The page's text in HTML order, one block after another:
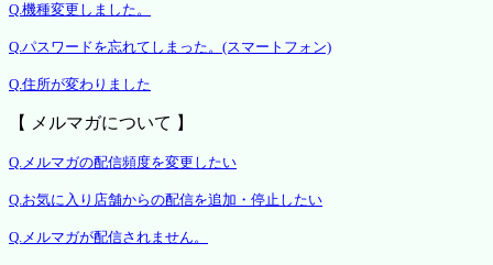
Q.機種変更しました。
Q.パスワードを忘れてしまった。(スマートフォン)
Q.住所が変わりました
【 メルマガについて 】
Q.メルマガの配信頻度を変更したい
Q.お気に入り店舗からの配信を追加・停止したい
Q.メルマガが配信されません。